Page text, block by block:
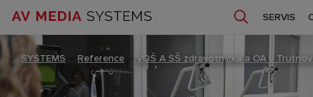
SERVIS
SYSTEMS Reference – VOŠ A SŠ zdravotnická a OA v